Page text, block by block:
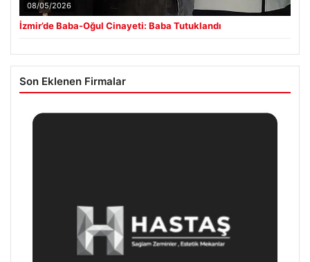
08/05/2026
İzmir’de Baba-Oğul Cinayeti: Baba Tutuklandı
Son Eklenen Firmalar